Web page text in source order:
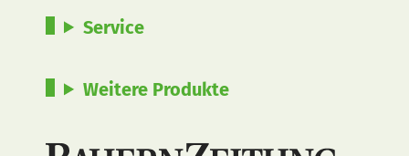
Service
Weitere Produkte